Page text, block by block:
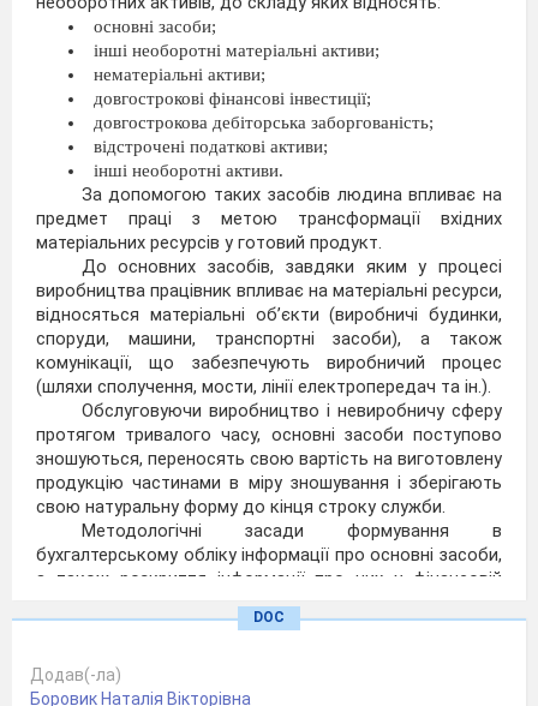
основні засоби;
інші необоротні матеріальні активи;
нематеріальні активи;
довгострокові фінансові інвестиції;
довгострокова дебіторська заборгованість;
відстрочені податкові активи;
інші необоротні активи.
За допомогою таких засобів людина впливає на
предмет праці з метою трансформації вхідних
матеріальних ресурсів у готовий продукт.
До основних засобів, завдяки яким у процесі
виробництва працівник впливає на матеріальні ресурси,
відносяться матеріальні об’єкти (виробничі будинки,
споруди, машини, транспортні засоби), а також
комунікації, що забезпечують виробничий процес
(шляхи сполучення, мости, лінії електропередач та ін.).
Обслуговуючи виробництво і невиробничу сферу
протягом тривалого часу, основні засоби поступово
зношуються, переносять свою вартість на виготовлену
продукцію частинами в міру зношування і зберігають
свою натуральну форму до кінця строку служби.
Методологічні засади формування в
бухгалтерському обліку інформації про основні засоби,
а також розкриття інформації про них у фінансовій
звітності визначає Положення (стандарт)
бухгалтерського обліку 7 “Основні засоби”.
підприємство утримує з метою використання їх у
процесі виробництва або постачання товарів і послуг,
DOC
Додав(-ла)
Боровик Наталія Вікторівна